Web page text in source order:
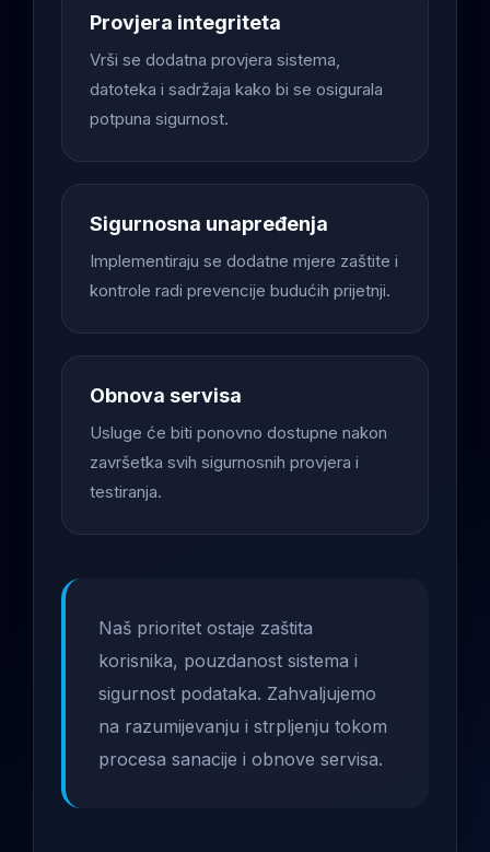
Provjera integriteta
Vrši se dodatna provjera sistema,
datoteka i sadržaja kako bi se osigurala
potpuna sigurnost.
Sigurnosna unapređenja
Implementiraju se dodatne mjere zaštite i
kontrole radi prevencije budućih prijetnji.
Obnova servisa
Usluge će biti ponovno dostupne nakon
završetka svih sigurnosnih provjera i
testiranja.
Naš prioritet ostaje zaštita
korisnika, pouzdanost sistema i
sigurnost podataka. Zahvaljujemo
na razumijevanju i strpljenju tokom
procesa sanacije i obnove servisa.